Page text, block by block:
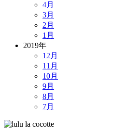
4月
3月
2月
1月
2019年
12月
11月
10月
9月
8月
7月